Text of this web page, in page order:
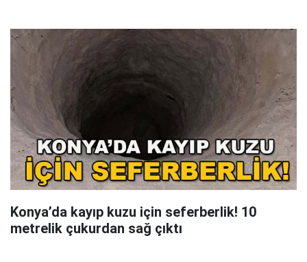
Konya’da kayıp kuzu için seferberlik! 10
metrelik çukurdan sağ çıktı